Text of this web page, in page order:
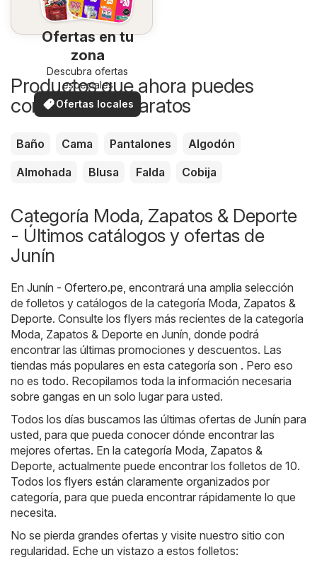
Ofertas en tu
zona
Descubra ofertas
especiales
Ofertas locales
Productos que ahora puedes
comprar más baratos
Baño Cama Pantalones
Algodón
Almohada
Blusa Falda Cobija
Categoría Moda, Zapatos & Deporte
- Últimos catálogos y ofertas de
Junín
En Junín - Ofertero.pe , encontrará una amplia selección
de folletos y catálogos de la categoría Moda, Zapatos &
Deporte. Consulte los flyers más recientes de la categoría
Moda, Zapatos & Deporte en Junín, donde podrá
encontrar las últimas promociones y descuentos. Las
tiendas más populares en esta categoría son . Pero eso
no es todo. Recopilamos toda la información necesaria
sobre gangas en un solo lugar para usted.
Todos los días buscamos las últimas ofertas de Junín para
usted, para que pueda conocer dónde encontrar las
mejores ofertas. En la categoría Moda, Zapatos &
Deporte, actualmente puede encontrar los folletos de 10.
Todos los flyers están claramente organizados por
categoría, para que pueda encontrar rápidamente lo que
necesita.
No se pierda grandes ofertas y visite nuestro sitio con
regularidad. Eche un vistazo a estos folletos: